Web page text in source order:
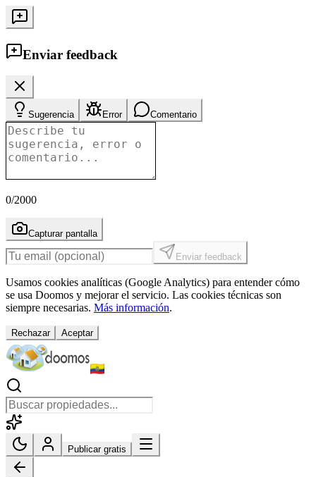
Enviar feedback
Sugerencia Error Comentario
0/2000
Capturar pantalla
Enviar feedback
Usamos cookies analíticas (Google Analytics) para entender cómo
se usa Doomos y mejorar el servicio. Las cookies técnicas son
siempre necesarias. Más información.
Rechazar Aceptar
Publicar gratis